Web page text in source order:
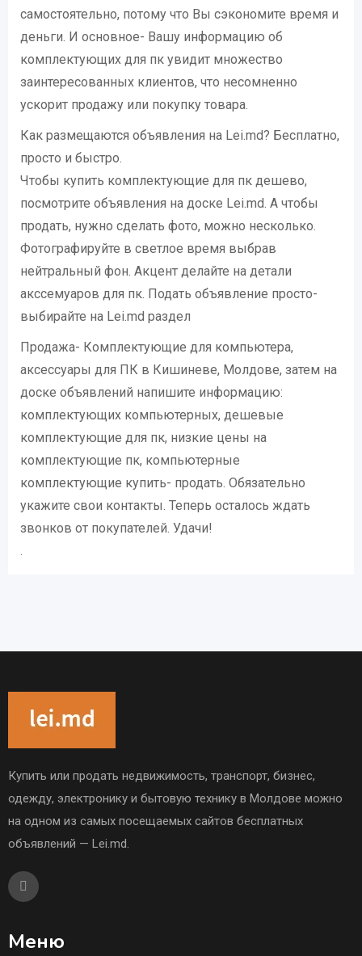
самостоятельно, потому что Вы сэкономите время и
деньги. И основное- Вашу информацию об
комплектующих для пк увидит множество
заинтересованных клиентов, что несомненно
ускорит продажу или покупку товара.
Как размещаются объявления на Lei.md? Бесплатно,
просто и быстро.
Чтобы купить комплектующие для пк дешево,
посмотрите объявления на доске Lei.md. А чтобы
продать, нужно сделать фото, можно несколько.
Фотографируйте в светлое время выбрав
нейтральный фон. Акцент делайте на детали
акссемуаров для пк. Подать объявление просто-
выбирайте на Lei.md раздел
Продажа- Комплектующие для компьютера,
аксессуары для ПК в Кишиневе, Молдове, затем на
доске объявлений напишите информацию:
комплектующих компьютерных, дешевые
комплектующие для пк, низкие цены на
комплектующие пк, компьютерные
комплектующие купить- продать. Обязательно
укажите свои контакты. Теперь осталось ждать
звонков от покупателей. Удачи!
.
Купить или продать недвижимость, транспорт, бизнес,
одежду, электронику и бытовую технику в Молдове можно
на одном из самых посещаемых сайтов бесплатных
объявлений — Lei.md.
Меню